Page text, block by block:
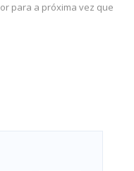
para a próxima vez que